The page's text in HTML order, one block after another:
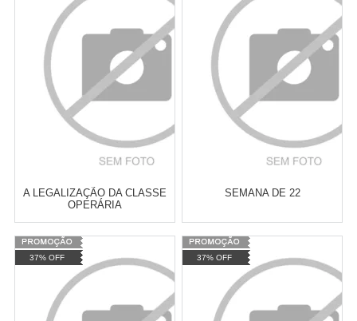
Revendedor)
10 x
Cat:
COMPRAR
Revendedor)
10
ECONOMIA MARXISTA
COMPRAR
A LEGALIZAÇÃO DA CLASSE
OPERÁRIA
Varejo:
Atacado: R$ 2.550,90 (Apenas
Revendedor)
10 x
SOCIOLOGIA DA CULTURA
SEMANA DE 22
Varejo:
Atacado: R$ 2.550,90 (Apenas
Revendedor)
10
Cat:
CONTEMPORÂNEA
37% OFF 37% OFF